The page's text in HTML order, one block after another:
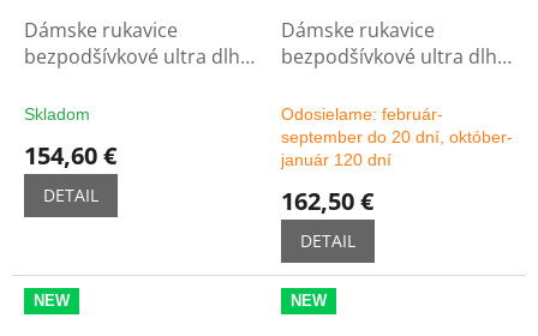
Dámske rukavice
bezpodšívkové ultra dlhé
Skladom
154,60 €
DETAIL
Dámske rukavice
bezpodšívkové ultra dlhé
farby
Odosielame: február-
september do 20 dní, október-
január 120 dní
162,50 €
DETAIL
NEW NEW